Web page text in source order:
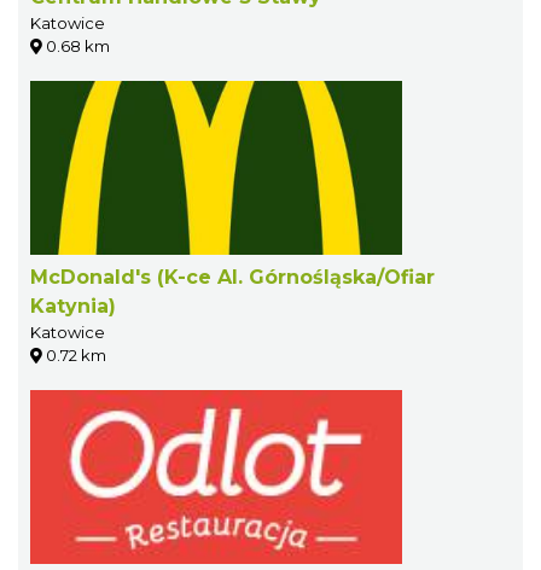
Katowice
0.68 km
McDonald's (K-ce Al. Górnośląska/Ofiar
Katynia)
Katowice
0.72 km